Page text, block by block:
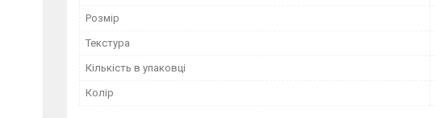
Розмір
Текстура
Кількість в упаковці
Колір